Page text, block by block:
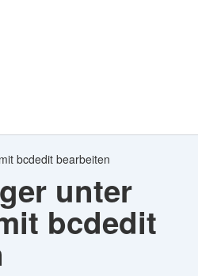
bcdedit bearbeiten
unter
bcdedit